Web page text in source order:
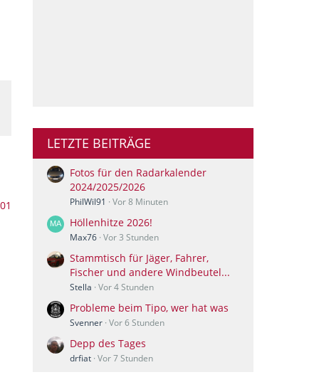
LETZTE BEITRÄGE
Fotos für den Radarkalender
2024/2025/2026
PhilWil91 Vor 8 Minuten
Höllenhitze 2026!
Max76 Vor 3 Stunden
Stammtisch für Jäger, Fahrer,
Fischer und andere Windbeutel...
Stella Vor 4 Stunden
Probleme beim Tipo, wer hat was
Svenner Vor 6 Stunden
Depp des Tages
drfiat Vor 7 Stunden